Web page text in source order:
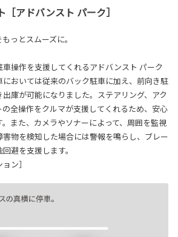
［アドバンスト パーク］
っとスムーズに。
操作を支援してくれるアドバンスト パーク
おいては従来のバック駐車に加え、前向き駐
庫が可能になりました。ステアリング、アク
全操作をクルマが支援してくれるため、安心
また、カメラやソナーによって、周囲を監視
害物を検知した場合には警報を鳴らし、ブレー
避を支援します。
ン］